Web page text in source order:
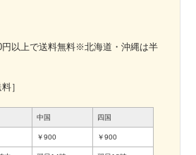
円以上で送料無料※北海道・沖縄は半
］
中国 四国
￥900 ￥900